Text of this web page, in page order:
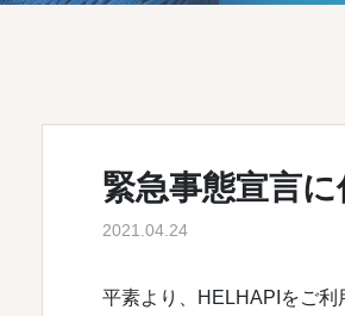
緊急事態宣言
2021.04.24
平素より、HELHAPIをご利